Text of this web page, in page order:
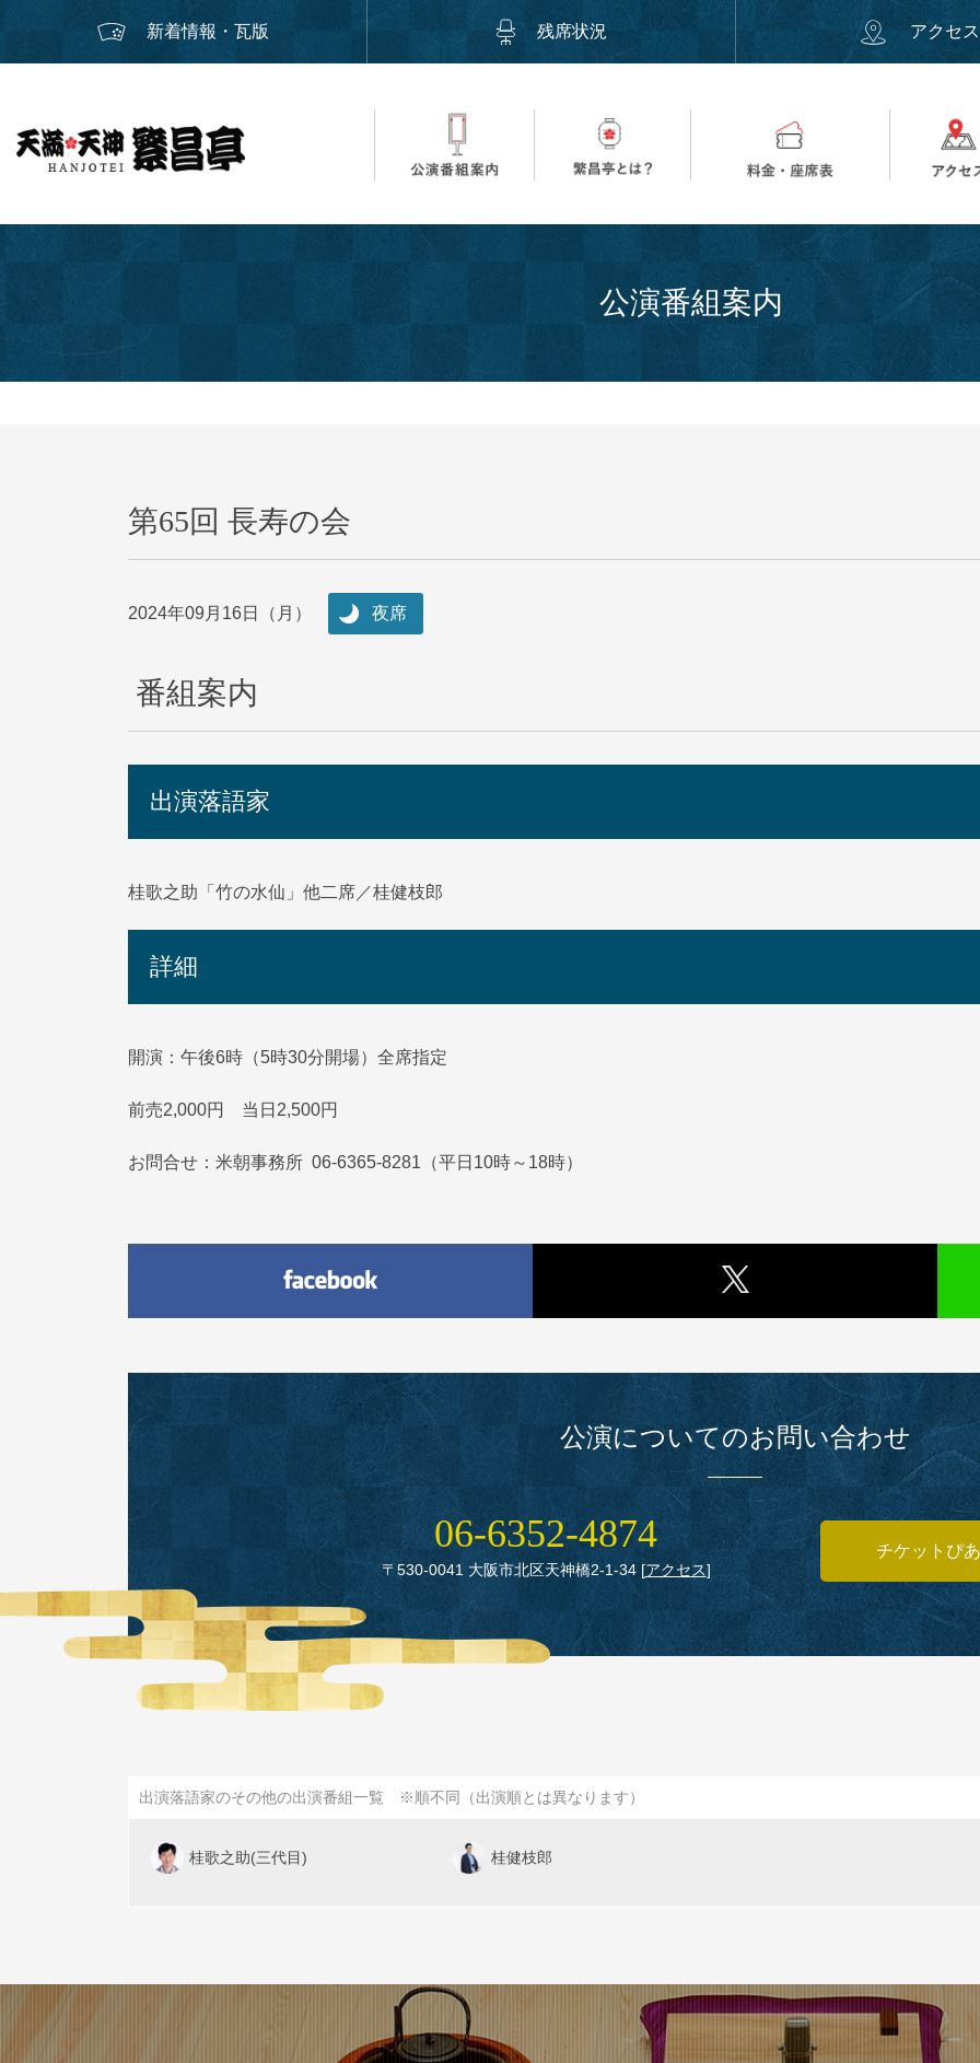
新着情報・瓦版 残席状況 アクセス
公演番組案内
第65回 長寿の会
2024年09月16日（月） 夜席
番組案内
出演落語家
桂歌之助「竹の水仙」他二席／桂健枝郎
詳細
開演：午後6時（5時30分開場）全席指定
前売2,000円 当日2,500円
お問合せ：米朝事務所 06-6365-8281（平日10時～18時）
公演についてのお問い合わせ
06‑6352‑4874
〒530‑0041 大阪市北区天神橋2‑1‑34[アクセス]
チケットぴ
出演落語家のその他の出演番組一覧 ※順不同（出演順とは異なります）
桂歌之助(三代目) 桂健枝郎